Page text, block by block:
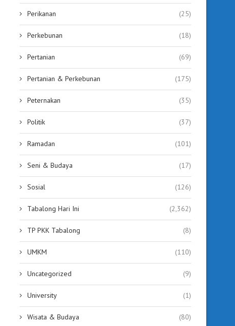
Perikanan (25)
Perkebunan (18)
Pertanian (69)
Pertanian & Perkebunan (175)
Peternakan (35)
Politik (37)
Ramadan (101)
Seni & Budaya (17)
Sosial (126)
Tabalong Hari Ini (2,362)
TP PKK Tabalong (8)
UMKM (110)
Uncategorized (9)
University (1)
Wisata & Budaya (80)